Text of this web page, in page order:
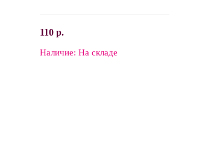
110 р.
В корзину
Наличие: На складе